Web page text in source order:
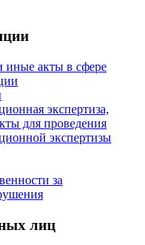
иные акты в сфере
экспертиза,
для проведения
экспертизы
за
лиц